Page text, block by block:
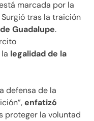
marcada por la
Surgió tras la traición
Guadalupe.
legalidad de la
defensa de la
enfatizó
proteger la voluntad